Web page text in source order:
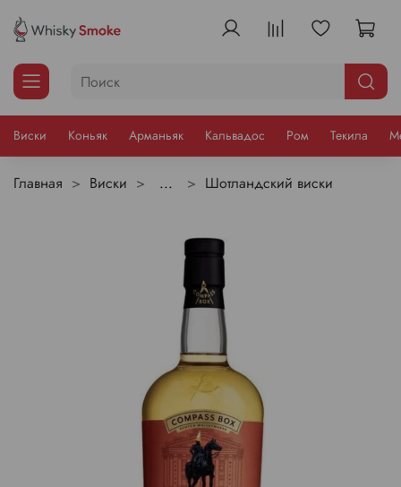
Виски Коньяк Арманьяк Кальвадос Ром Текила
Главная Виски ... Шотландский виски